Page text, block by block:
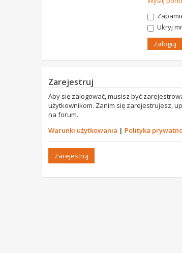
Ukryj
Zarejestruj
Aby się zalogować, musisz być
użytkownikom. Zanim się zarejestrujesz,
na forum.
Warunki użytkowania | Polityka
Zarejestruj